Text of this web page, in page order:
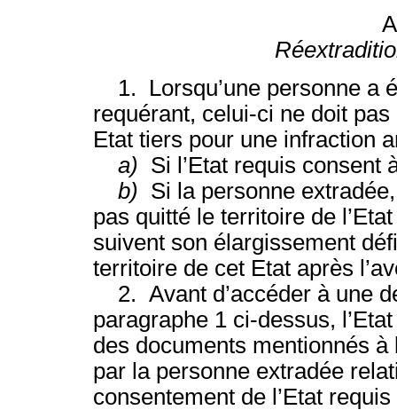
1. Lorsqu’une personne a
requérant, celui-ci ne doit
Etat tiers pour une infraction
a) Si l’Etat requis consent
b) Si la personne
pas quitté le territoire de
suivent son élargissement
territoire de cet Etat après
2. Avant d’accéder à une
paragraphe 1 ci-dessus,
des documents mentionnés à
par la personne extradée
consentement de l’Etat